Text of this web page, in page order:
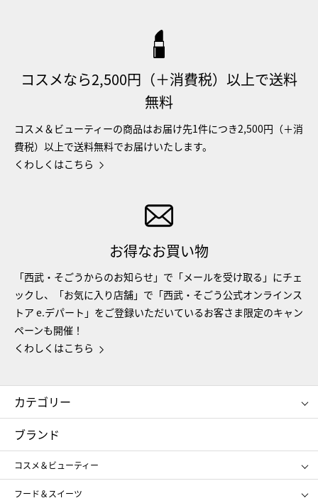
コスメなら2,500円（＋消費税）以上で送料
無料
コスメ＆ビューティーの商品はお届け先1件につき2,500円（＋消
費税）以上で送料無料でお届けいたします。
くわしくはこちら
お得なお買い物
「西武・そごうからのお知らせ」で「メールを受け取る」にチェ
ックし、「お気に入り店舗」で「西武・そごう公式オンラインス
トア e.デパート」をご登録いただいているお客さま限定のキャン
ペーンも開催！
くわしくはこちら
カテゴリー
コスメ＆ビューティー
ギフト
レディース
メンズ
スポーツ・アウトドア
ブランド
コスメ＆ビューティー
SHISEIDO
フード＆スイーツ